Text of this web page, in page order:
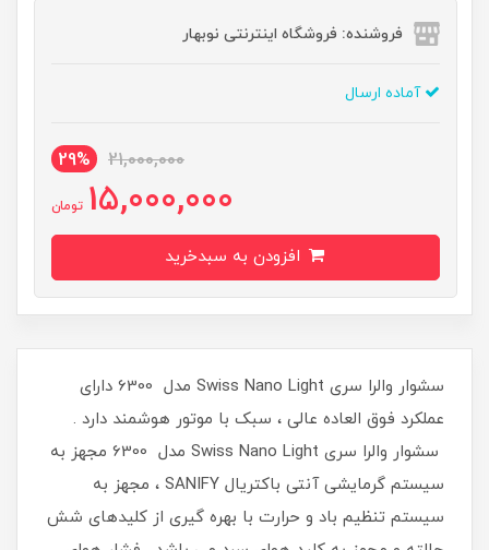
فروشنده: فروشگاه اینترنتی نوبهار
آماده ارسال
21,000,000
29%
15,000,000 تومان
سشوار والرا سری Swiss Nano Light مدل 6300 دارای
عملکرد فوق العاده عالی ، سبک با موتور هوشمند دارد .
سشوار والرا سری Swiss Nano Light مدل 6300 مجهز به
سیستم گرمایشی آنتی باکتریال SANIFY ، مجهز به
سیستم تنظیم باد و حرارت با بهره گیری از کلیدهای شش